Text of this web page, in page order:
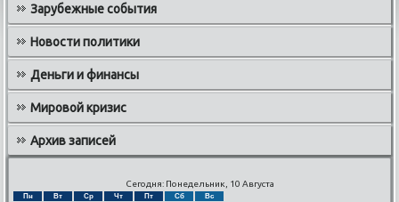
Зарубежные события
Новости политики
Деньги и финансы
Мировой кризис
Архив записей
Сегодня: Понедельник, 10 Августа
Пн Вт Ср Чт Пт Сб Вс